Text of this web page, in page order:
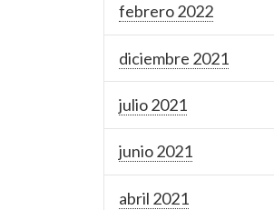
febrero 2022
diciembre 2021
julio 2021
junio 2021
abril 2021